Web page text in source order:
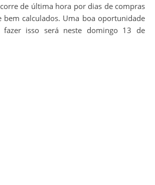
de última hora por dias de compras
bem calculados. Uma boa oportunidade
fazer isso será neste domingo 13 de